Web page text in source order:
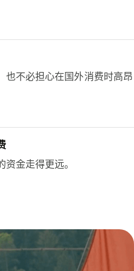
也不必担心在国外消费时高昂
金走得更远。